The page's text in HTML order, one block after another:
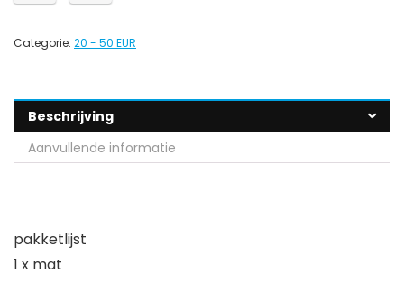
Categorie: 20 - 50 EUR
Beschrijving
Aanvullende informatie
pakketlijst
1 x mat